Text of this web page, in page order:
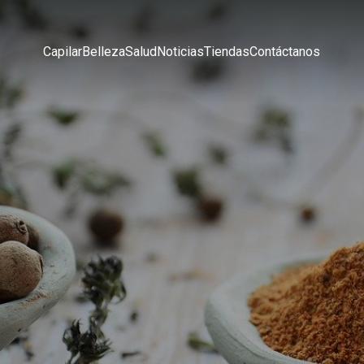
CapilarBellezaSaludNoticiasTiendasContáctanos